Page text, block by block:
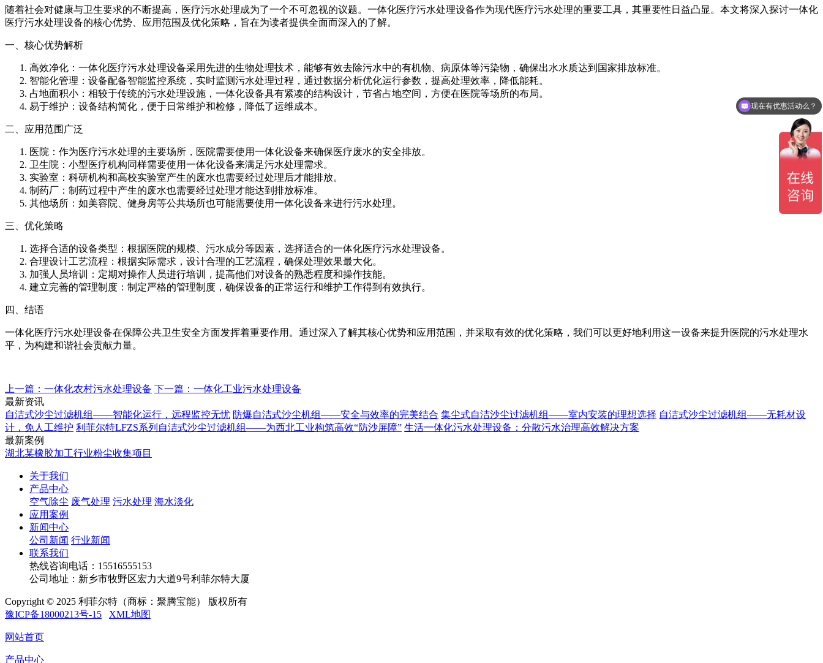
随着社会对健康与卫生要求的不断提高，医疗污水处理成为了一个不可忽视的议题。一体化医疗污水处理设备作为现代医疗污水处理的重要工具，其重要性日益凸显。本文将深入探讨一体化
医疗污水处理设备的核心优势、应用范围及优化策略，旨在为读者提供全面而深入的了解。
一、核心优势解析
高效净化：一体化医疗污水处理设备采用先进的生物处理技术，能够有效去除污水中的有机物、病原体等污染物，确保出水水质达到国家排放标准。
智能化管理：设备配备智能监控系统，实时监测污水处理过程，通过数据分析优化运行参数，提高处理效率，降低能耗。
占地面积小：相较于传统的污水处理设施，一体化设备具有紧凑的结构设计，节省占地空间，方便在医院等场所的布局。
易于维护：设备结构简化，便于日常维护和检修，降低了运维成本。
二、应用范围广泛
医院：作为医疗污水处理的主要场所，医院需要使用一体化设备来确保医疗废水的安全排放。
卫生院：小型医疗机构同样需要使用一体化设备来满足污水处理需求。
实验室：科研机构和高校实验室产生的废水也需要经过处理后才能排放。
制药厂：制药过程中产生的废水也需要经过处理才能达到排放标准。
其他场所：如美容院、健身房等公共场所也可能需要使用一体化设备来进行污水处理。
三、优化策略
选择合适的设备类型：根据医院的规模、污水成分等因素，选择适合的一体化医疗污水处理设备。
合理设计工艺流程：根据实际需求，设计合理的工艺流程，确保处理效果最大化。
加强人员培训：定期对操作人员进行培训，提高他们对设备的熟悉程度和操作技能。
建立完善的管理制度：制定严格的管理制度，确保设备的正常运行和维护工作得到有效执行。
四、结语
一体化医疗污水处理设备在保障公共卫生安全方面发挥着重要作用。通过深入了解其核心优势和应用范围，并采取有效的优化策略，我们可以更好地利用这一设备来提升医院的污水处理水
平，为构建和谐社会贡献力量。
上一篇：一体化农村污水处理设备 下一篇：一体化工业污水处理设备
最新资讯
自洁式沙尘过滤机组——智能化运行，远程监控无忧 防爆自洁式沙尘机组——安全与效率的完美结合 集尘式自洁沙尘过滤机组——室内安装的理想选择 自洁式沙尘过滤机组——无耗材设
计，免人工维护 利菲尔特LFZS系列自洁式沙尘过滤机组——为西北工业构筑高效“防沙屏障” 生活一体化污水处理设备：分散污水治理高效解决方案
最新案例
湖北某橡胶加工行业粉尘收集项目
关于我们
产品中心
空气除尘 废气处理 污水处理 海水淡化
应用案例
新闻中心
公司新闻 行业新闻
联系我们
热线咨询电话： 15516555153
公司地址：新乡市牧野区宏力大道9号利菲尔特大厦
Copyright © 2025 利菲尔特（商标：聚腾宝能） 版权所有
豫ICP备18000213号-15
XML地图
网站首页
产品中心
可以介绍下你们的产品么？
现在有优惠活动么？